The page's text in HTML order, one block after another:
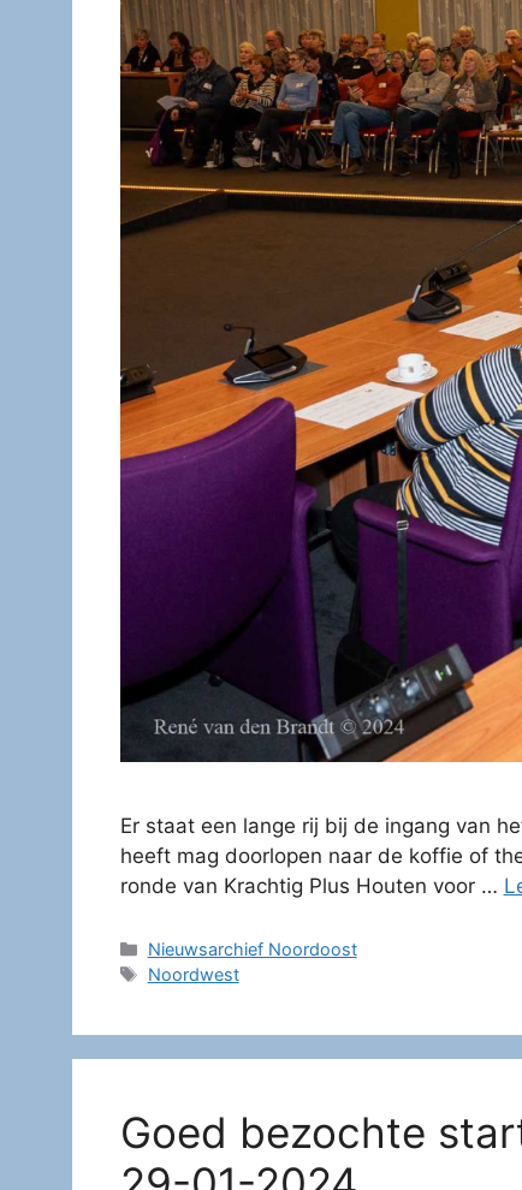
Er staat een lange rij bij de ingang van
heeft mag doorlopen naar de koffie of
ronde van Krachtig Plus Houten voor …
Categorieën
Nieuwsarchief Noordoost
Tags
Noordwest
Goed bezochte